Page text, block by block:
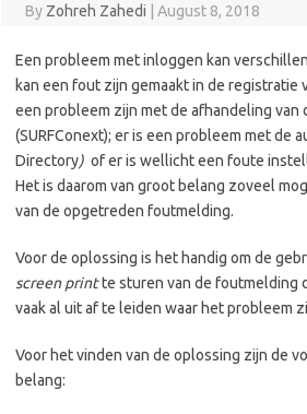
By Zohreh Zahedi August 8, 2018
Een probleem met inloggen kan
kan een fout zijn gemaakt in de registratie
een probleem zijn met de afhandeling van
(SURFConext); er is een probleem met de
Directory) of er is wellicht een foute
Het is daarom van groot belang zoveel
van de opgetreden foutmelding.
Voor de oplossing is het handig om de
screen printte sturen van de foutmelding
vaak al uit af te leiden waar het probleem
Voor het vinden van de oplossing zijn de
belang: